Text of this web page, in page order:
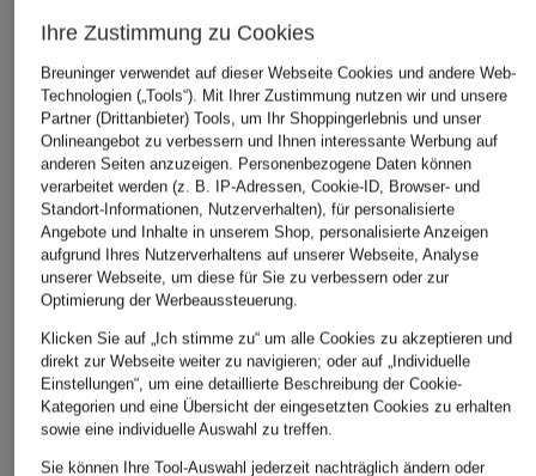
Ihre Zustimmung zu Cookies
Breuninger verwendet auf dieser Webseite Cookies und andere Web-
Technologien („Tools“). Mit Ihrer Zustimmung nutzen wir und unsere
Partner (Drittanbieter) Tools, um Ihr Shoppingerlebnis und unser
Onlineangebot zu verbessern und Ihnen interessante Werbung auf
anderen Seiten anzuzeigen. Personenbezogene Daten können
verarbeitet werden (z. B. IP-Adressen, Cookie-ID, Browser- und
Standort-Informationen, Nutzerverhalten), für personalisierte
Angebote und Inhalte in unserem Shop, personalisierte Anzeigen
aufgrund Ihres Nutzerverhaltens auf unserer Webseite, Analyse
unserer Webseite, um diese für Sie zu verbessern oder zur
Optimierung der Werbeaussteuerung.
Klicken Sie auf „Ich stimme zu“ um alle Cookies zu akzeptieren und
direkt zur Webseite weiter zu navigieren; oder auf „Individuelle
Einstellungen“, um eine detaillierte Beschreibung der Cookie-
Kategorien und eine Übersicht der eingesetzten Cookies zu erhalten
sowie eine individuelle Auswahl zu treffen.
Sie können Ihre Tool-Auswahl jederzeit nachträglich ändern oder